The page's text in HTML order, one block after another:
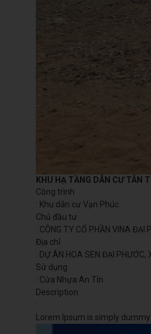
KHU HẠ TẦNG DÂN CƯ TÂN
Công trình
: Khu dân cư Vạn Phúc
Chủ đầu tư
: CÔNG TY CỔ PHẦN VINA ĐẠI
Địa chỉ
: DỰ ÁN HOA SEN ĐẠI PHƯỚC,
Sử dụng
: Cửa Nhựa An Tín
Description
:
Lorem Ipsum is simply